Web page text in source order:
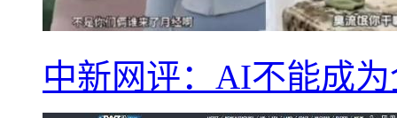
中新网评：AI不能成